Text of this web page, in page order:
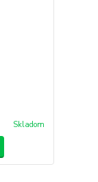
Skladom